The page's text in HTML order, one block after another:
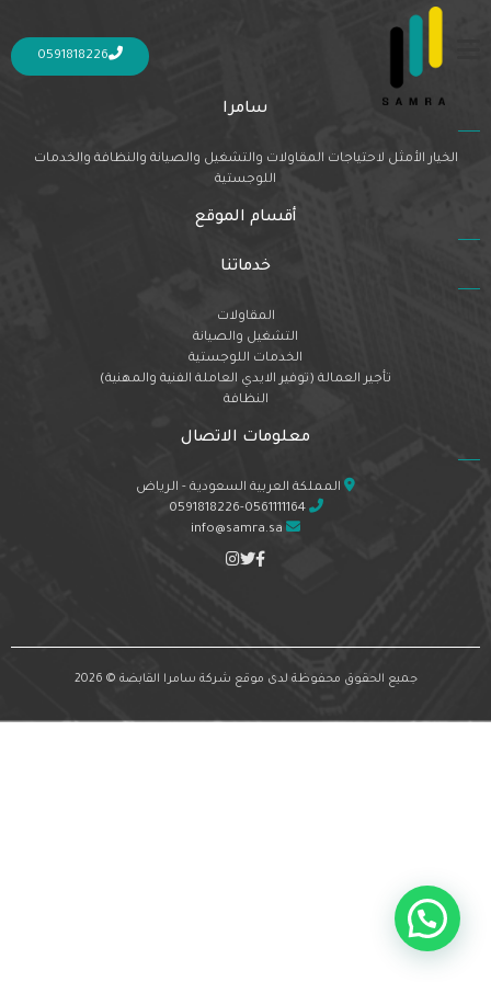
0591818226
Nothing Found
It seems we can’t find what you’re looking for. Perhaps searching can help.
سامرا
الخيار الأمثل لاحتياجات المقاولات والتشغيل والصيانة والنظافة والخدمات
اللوجستية
أقسام الموقع
خدماتنا
المقاولات
التشغيل والصيانة
الخدمات اللوجستية
تأجير العمالة (توفير الايدي العاملة الفنية والمهنية)
النظافة
معلومات الاتصال
المملكة العربية السعودية - الرياض
0591818226-0561111164
info@samra.sa
جميع الحقوق محفوظة لدى موقع شركة سامرا القابضة © 2026